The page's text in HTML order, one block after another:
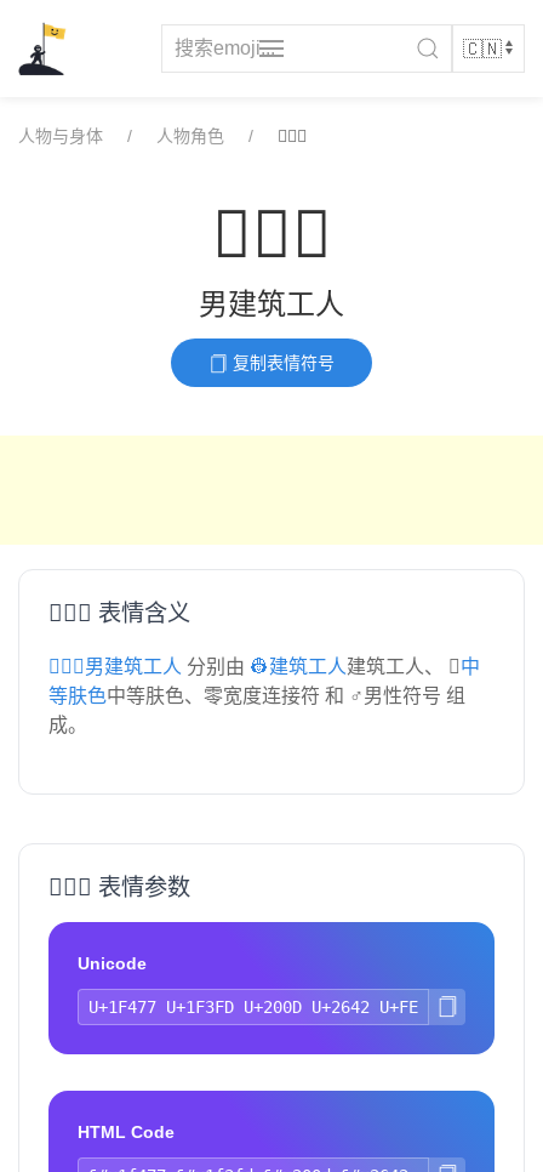
content
人物与身体 人物角色 👷🏽‍♂️
👷🏽‍♂️
男建筑工人
复制表情符号
👷🏽‍♂️ 表情含义
👷🏽‍♂️男建筑工人 分别由 👷建筑工人建筑工人、🏽中
等肤色中等肤色、零宽度连接符 和 ♂男性符号 组
成。
👷🏽‍♂️ 表情参数
Unicode
HTML Code